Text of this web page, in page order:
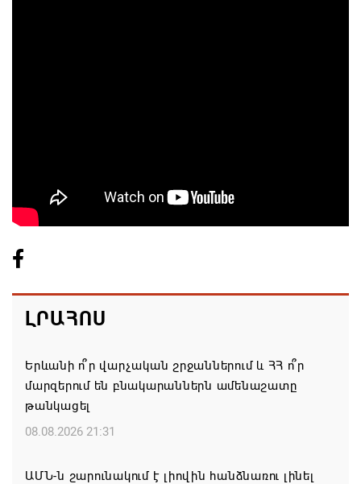
ԼՐԱՀՈՍ
Երևանի ո՞ր վարչական շրջաններում և ՀՀ ո՞ր
մարզերում են բնակարաններն ամենաշատը
թանկացել
08.08.2026 21:31
ԱՄՆ-ն շարունակում է լիովին հանձնառու լինել